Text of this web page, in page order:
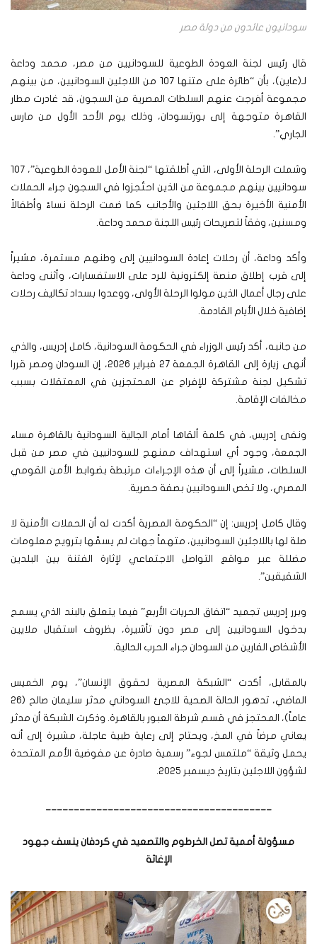
سودانيون عائدون من دولة مصر
قال رئيس لجنة العودة الطوعية للسودانيين من مصر، محمد وداعة
لـ(عاين)، بأن “طائرة على متنها 107 من اللاجئين السودانيين، من بينهم
مجموعة أفرجت عنهم السلطات المصرية من السجون، قد غادرت مطار
القاهرة متوجهة إلى بورتسودان، وذلك يوم الأحد الأول من مارس
الجاري”.
وشملت الرحلة الأولى، التي أطلقتها “لجنة الأمل للعودة الطوعية”، 107
سودانيين بينهم مجموعة من الذين احتُجزوا في السجون جراء الحملات
الأمنية الأخيرة بحق اللاجئين والأجانب كما ضمت الرحلة نساءً وأطفالاً
ومسنين، وفقاً لتصريحات رئيس اللجنة محمد وداعة.
وأكد وداعة، أن رحلات إعادة السودانيين إلى وطنهم مستمرة، مشيراً
إلى قرب إطلاق منصة إلكترونية للرد على الاستفسارات، وأثنى وداعة
على رجال أعمال الذين مولوا الرحلة الأولى، ووعدوا بسداد تكاليف رحلات
إضافية خلال الأيام القادمة.
من جانبه، أكد رئيس الوزراء في الحكومة السودانية، كامل إدريس، والذي
أنهى زيارة إلى القاهرة الجمعة 27 فبراير 2026، إن السودان ومصر قررا
تشكيل لجنة مشتركة للإفراج عن المحتجزين في المعتقلات بسبب
مخالفات الإقامة.
ونفى إدريس، في كلمة ألقاها أمام الجالية السودانية بالقاهرة مساء
الجمعة، وجود أي استهداف ممنهج للسودانيين في مصر من قبل
السلطات، مشيراً إلى أن هذه الإجراءات مرتبطة بضوابط الأمن القومي
المصري، ولا تخص السودانيين بصفة حصرية.
وقال كامل إدريس: إن “الحكومة المصرية أكدت له أن الحملات الأمنية لا
صلة لها باللاجئين السودانيين، متهماً جهات لم يسمّها بترويج معلومات
مضللة عبر مواقع التواصل الاجتماعي لإثارة الفتنة بين البلدين
الشقيقين”.
وبرر إدريس تجميد “اتفاق الحريات الأربع” فيما يتعلق بالبند الذي يسمح
بدخول السودانيين إلى مصر دون تأشيرة، بظروف استقبال ملايين
الأشخاص الفارين من السودان جراء الحرب الحالية.
بالمقابل، أكدت “الشبكة المصرية لحقوق الإنسان”، يوم الخميس
الماضي، تدهور الحالة الصحية للاجئ السوداني مدثر سليمان صالح (26
عاماً)، المحتجز في قسم شرطة العبور بالقاهرة. وذكرت الشبكة أن مدثر
يعاني مرضاً في المخ، ويحتاج إلى رعاية طبية عاجلة، مشيرة إلى أنه
يحمل وثيقة “ملتمس لجوء” رسمية صادرة عن مفوضية الأمم المتحدة
لشؤون اللاجئين بتاريخ ديسمبر 2025.
مسؤولة أممية تصل الخرطوم والتصعيد في كردفان ينسف جهود
الإغاثة